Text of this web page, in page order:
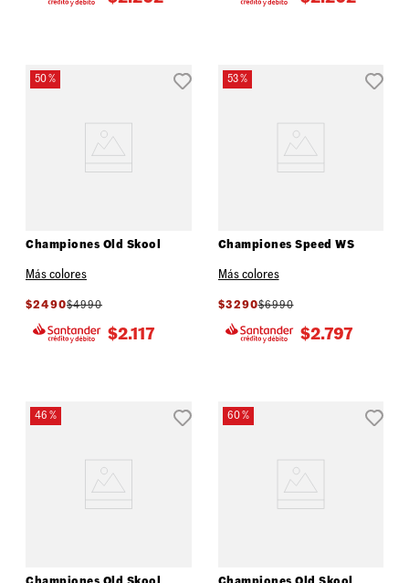
50 %
Championes Old Skool
Más colores
$2490$4990
$2.117
53 %
Championes Speed WS
Más colores
$3290$6990
$2.797
46 % 60 %